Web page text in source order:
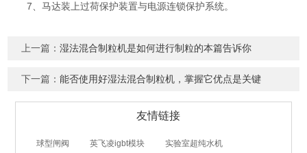
7、马达装上过荷保护装置与电源连锁保护系统。
上一篇：湿法混合制粒机是如何进行制粒的本篇告诉你
下一篇：能否使用好湿法混合制粒机，掌握它优点是关键
友情链接
球型闸阀 英飞凌igbt模块
实验室超纯水机